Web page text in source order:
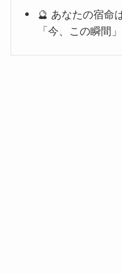
🔮 あなたの宿命
「今、この瞬間